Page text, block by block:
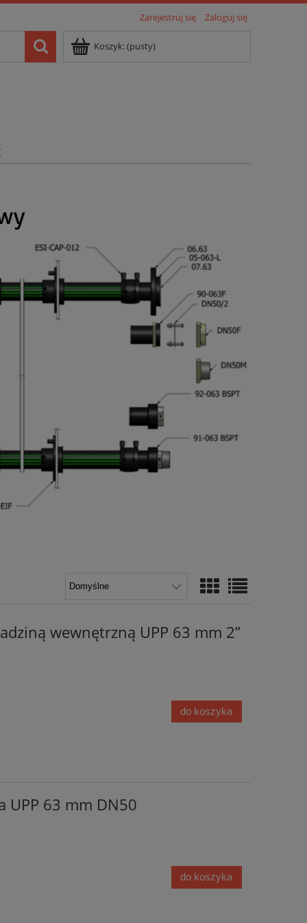
Zarejestruj się Zaloguj się
Koszyk:(pusty)
wewnętrzną UPP 63 mm 2”
do koszyka
UPP 63 mm DN50
do koszyka